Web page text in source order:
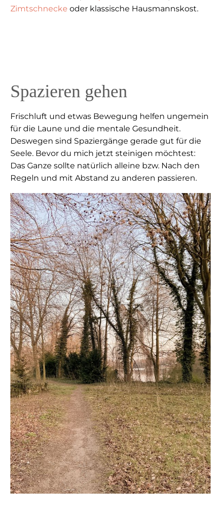
Zimtschnecke oder klassische Hausmannskost.
Spazieren gehen
Frischluft und etwas Bewegung helfen ungemein
für die Laune und die mentale Gesundheit.
Deswegen sind Spaziergänge gerade gut für die
Seele. Bevor du mich jetzt steinigen möchtest:
Das Ganze sollte natürlich alleine bzw. Nach den
Regeln und mit Abstand zu anderen passieren.